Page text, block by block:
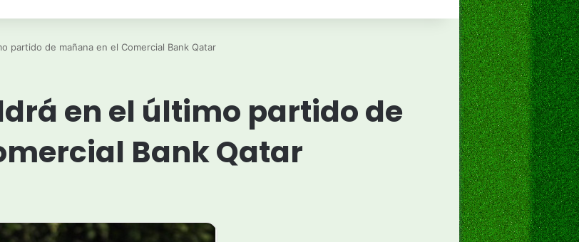
partido de mañana en el Comercial Bank Qatar
en el último partido de
Bank Qatar